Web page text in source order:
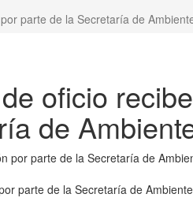
parte de la Secretaría de
oficio
de
parte de la Secretaría de